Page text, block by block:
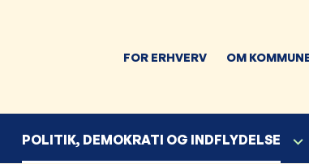
FOR ERHVERV OM
POLITIK, DEMOKRATI OG INDFLYDELSE